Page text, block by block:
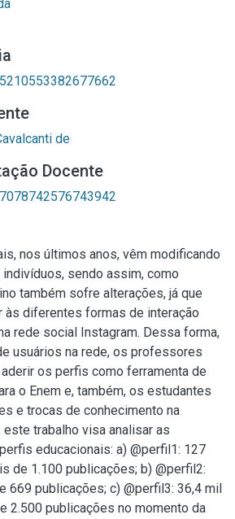
de
Docente
nos últimos anos, vêm modificando
sendo assim, como
também sofre alterações, já que
às diferentes formas de interação
rede social Instagram. Dessa forma,
usuários na rede, os professores
os perfis como ferramenta de
o Enem e, também, os estudantes
e trocas de conhecimento na
trabalho visa analisar as
educacionais: a) @perfil1: 127
de 1.100 publicações; b) @perfil2:
669 publicações; c) @perfil3: 36,4 mil
2.500 publicações no momento da